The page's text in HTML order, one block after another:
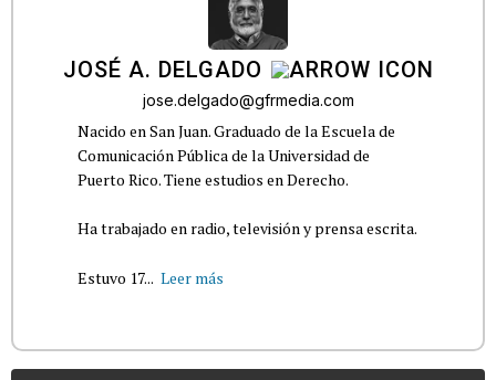
JOSÉ A. DELGADO
jose.delgado@gfrmedia.com
Nacido en San Juan. Graduado de la Escuela de
Comunicación Pública de la Universidad de
Puerto Rico. Tiene estudios en Derecho.
Ha trabajado en radio, televisión y prensa escrita.
Estuvo 17... Leer más